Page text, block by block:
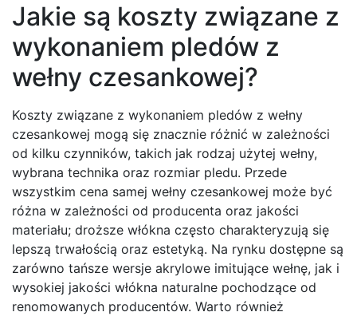
Jakie są koszty związane z
wykonaniem pledów z
wełny czesankowej?
Koszty związane z wykonaniem pledów z wełny
czesankowej mogą się znacznie różnić w zależności
od kilku czynników, takich jak rodzaj użytej wełny,
wybrana technika oraz rozmiar pledu. Przede
wszystkim cena samej wełny czesankowej może być
różna w zależności od producenta oraz jakości
materiału; droższe włókna często charakteryzują się
lepszą trwałością oraz estetyką. Na rynku dostępne są
zarówno tańsze wersje akrylowe imitujące wełnę, jak i
wysokiej jakości włókna naturalne pochodzące od
renomowanych producentów. Warto również